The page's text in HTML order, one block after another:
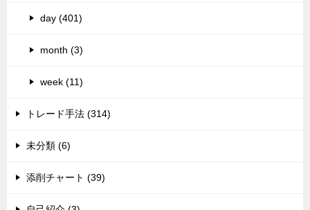
day (401)
month (3)
week (11)
トレード手法 (314)
未分類 (6)
添削チャート (39)